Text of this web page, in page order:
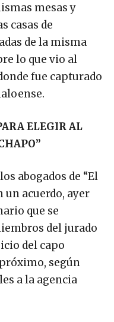
mesas y
casas de
de la misma
lo que vio al
fue capturado
ELEGIR AL
abogados de “El
un acuerdo, ayer
que se
del jurado
del capo
según
a la agencia